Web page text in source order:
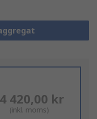
420,00 kr
(inkl. moms)